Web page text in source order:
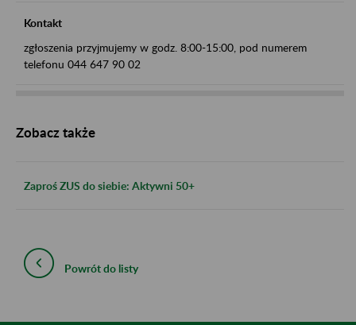
Kontakt
zgłoszenia przyjmujemy w godz. 8:00-15:00, pod numerem
telefonu 044 647 90 02
Zobacz także
Zaproś ZUS do siebie: Aktywni 50+
Powrót do listy